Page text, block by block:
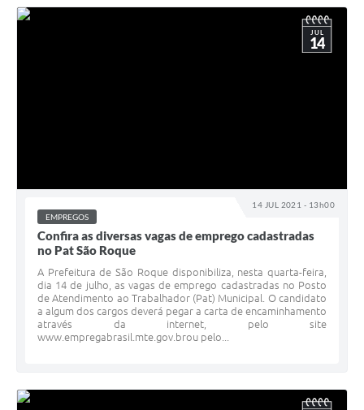
Editais
Cadastro de voluntários - Lei n° 5.205/21
Central de Serviço
Consulta Pública: Revisão Plano Diretor
Contas Públicas
14 JUL 2021 - 13h00
JUL
14
EMPREGOS
Confira as diversas vagas de emprego cadastradas
no Pat São Roque
A Prefeitura de São Roque disponibiliza, nesta quarta-feira,
dia 14 de julho, as vagas de emprego cadastradas no Posto
de Atendimento ao Trabalhador (Pat) Municipal. O candidato
a algum dos cargos deverá pegar a carta de encaminhamento
através da internet, pelo site
www.empregabrasil.mte.gov.brou pelo...